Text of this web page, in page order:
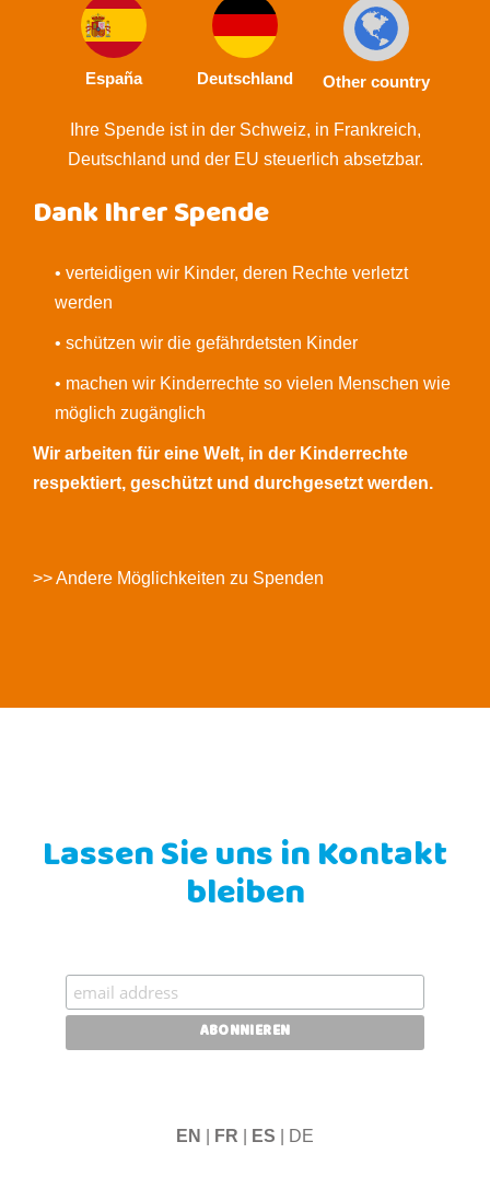
España Deutschland Other country
Ihre Spende ist in der Schweiz, in Frankreich,
Deutschland und der EU steuerlich absetzbar.
Dank Ihrer Spende
• verteidigen wir Kinder, deren Rechte verletzt
werden
• schützen wir die gefährdetsten Kinder
• machen wir Kinderrechte so vielen Menschen wie
möglich zugänglich
Wir arbeiten für eine Welt, in der Kinderrechte
respektiert, geschützt und durchgesetzt werden.
>> Andere Möglichkeiten zu Spenden
Lassen Sie uns in Kontakt
bleiben
EN FR ES | DE